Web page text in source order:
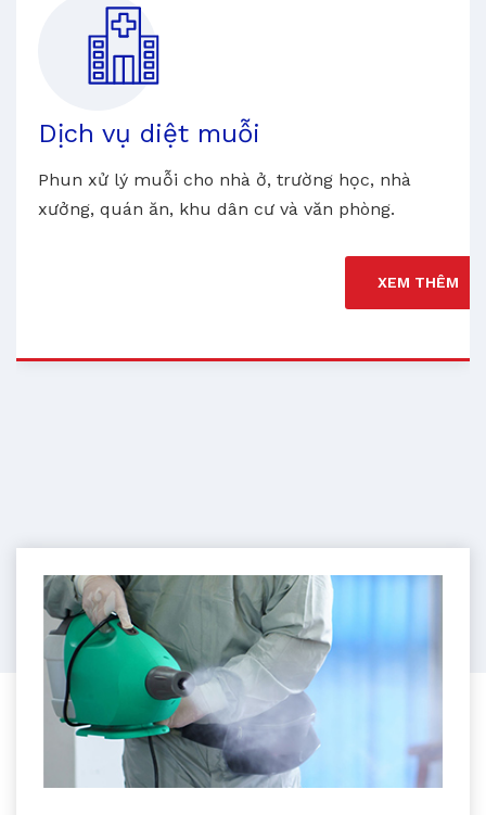
Dịch vụ diệt muỗi
Phun xử lý muỗi cho nhà ở, trường học, nhà
xưởng, quán ăn, khu dân cư và văn phòng.
XEM THÊM